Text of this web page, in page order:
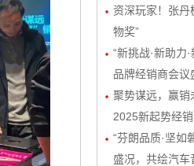
资深玩家！张丹
物奖”
“新挑战·新助
品牌经销商会议
聚势谋远，赢销
2025新起势经销
“芬朗品质·坚
盛况，共绘汽车